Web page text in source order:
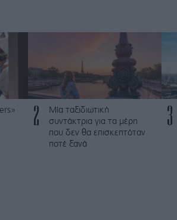
2
Μία ταξιδιωτική
συντάκτρια για τα μέρη
που δεν θα επισκεπτόταν
ποτέ ξανά
3